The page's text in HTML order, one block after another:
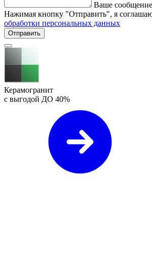
Ваше сообщение
Нажимая кнопку "Отправить", я
обработки персональных данных
Отправить
Керамогранит
с выгодой ДО 40%